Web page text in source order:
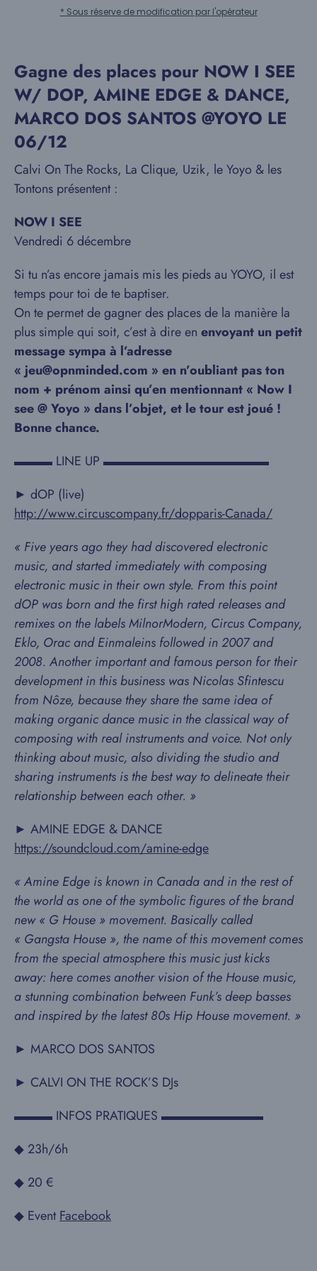
* Sous réserve de modification par l'opérateur
Gagne des places pour NOW I SEE
W/ DOP, AMINE EDGE & DANCE,
MARCO DOS SANTOS @YOYO LE
06/12
Calvi On The Rocks, La Clique, Uzik, le Yoyo & les
Tontons présentent :
NOW I SEE
Vendredi 6 décembre
Si tu n’as encore jamais mis les pieds au YOYO, il est
temps pour toi de te baptiser.
On te permet de gagner des places de la manière la
plus simple qui soit, c’est à dire en envoyant un petit
message sympa à l’adresse
« jeu@opnminded.com » en n’oubliant pas ton
nom + prénom ainsi qu’en mentionnant « Now I
see @ Yoyo » dans l’objet, et le tour est joué !
Bonne chance.
▬▬▬ LINE UP ▬▬▬▬▬▬▬▬▬▬▬▬▬
► dOP (live)
http://www.circuscompany.fr/dopparis-Canada/
« Five years ago they had discovered electronic
music, and started immediately with composing
electronic music in their own style. From this point
dOP was born and the first high rated releases and
remixes on the labels MilnorModern, Circus Company,
Eklo, Orac and Einmaleins followed in 2007 and
2008. Another important and famous person for their
development in this business was Nicolas Sfintescu
from Nôze, because they share the same idea of
making organic dance music in the classical way of
composing with real instruments and voice. Not only
thinking about music, also dividing the studio and
sharing instruments is the best way to delineate their
relationship between each other. »
► AMINE EDGE & DANCE
https://soundcloud.com/amine-edge
« Amine Edge is known in Canada and in the rest of
the world as one of the symbolic figures of the brand
new « G House » movement. Basically called
« Gangsta House », the name of this movement comes
from the special atmosphere this music just kicks
away: here comes another vision of the House music,
a stunning combination between Funk’s deep basses
and inspired by the latest 80s Hip House movement. »
► MARCO DOS SANTOS
► CALVI ON THE ROCK’S DJs
▬▬▬ INFOS PRATIQUES ▬▬▬▬▬▬▬▬
◆ 23h/6h
◆ 20 €
◆ EventFacebook